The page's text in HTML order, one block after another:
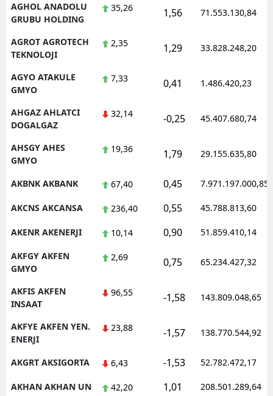
AGHOL ANADOLU
GRUBU HOLDING
35,26 1,56 71.553.130,84
AGROT AGROTECH
TEKNOLOJI
2,35 1,29 33.828.248,20
AGYO ATAKULE
GMYO
7,33 0,41 1.486.420,23
AHGAZ AHLATCI
DOGALGAZ
32,14 -0,25 45.407.680,74
AHSGY AHES
GMYO
19,36 1,79 29.155.635,80
AKBNK AKBANK 67,40 0,45 7.971.197.000,85
AKCNS AKCANSA 236,40 0,55 45.788.813,60
AKENR AKENERJI 10,14 0,90 51.859.410,14
AKFGY AKFEN
GMYO
2,69 0,75 65.234.427,32
AKFIS AKFEN
INSAAT
96,55 -1,58 143.809.048,65
AKFYE AKFEN YEN.
ENERJI
23,88 -1,57 138.770.544,92
AKGRT AKSIGORTA 6,43 -1,53 52.782.472,17
AKHAN AKHAN UN 42,20 1,01 208.501.289,64